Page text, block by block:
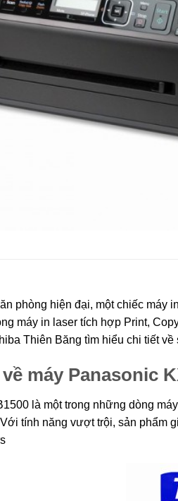
phòng hiện đại, một chiếc máy
máy in laser tích hợp Print,
Thiên Băng tìm hiểu chi tiết
máy Panasonic
là một trong những dòng
tính năng vượt trội, sản phẩm